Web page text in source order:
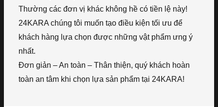
Thường các đơn vị khác không hề có tiền lệ này!
24KARA chúng tôi muốn tạo điều kiện tối ưu để
khách hàng lựa chọn được những vật phẩm ưng ý
nhất.
Đơn giản – An toàn – Thân thiện, quý khách hoàn
toàn an tâm khi chọn lựa sản phẩm tại 24KARA!